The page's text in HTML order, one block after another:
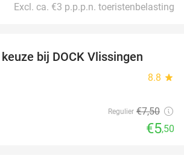
Excl. ca. €3 p.p.p.n. toeristenbelasting
bij DOCK Vlissingen
8.8 star
Regulier €7,50
€5,50